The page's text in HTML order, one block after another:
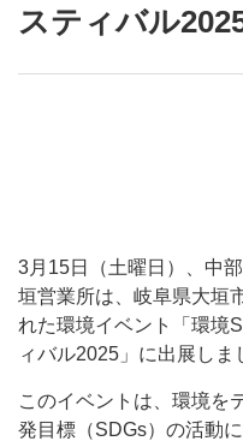
スティバル
3月15日（土曜日）、中
垣営業所は、岐阜県大垣
れた環境イベント「環境
ィバル2025」に出展しま
このイベントは、環境を
発目標（SDGs）の活動